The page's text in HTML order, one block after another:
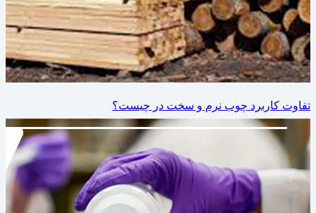
تفاوت کاربرد چوب نرم و سخت در چیست؟